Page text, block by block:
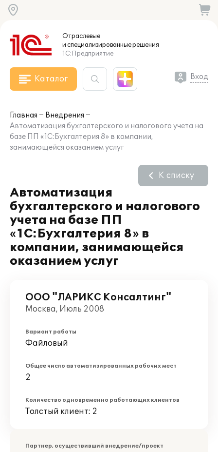
Отраслевые
и специализированныерешения
1С:Предприятие
Каталог Вход
Главная
Внедрения
Автоматизация бухгалтерского и налогового учета на
базе ПП «1С:Бухгалтерия 8» в компании,
занимающейся оказанием услуг
Автоматизация
бухгалтерского и налогового
учета на базе ПП
«1С:Бухгалтерия 8» в
компании, занимающейся
оказанием услуг
К списку
ООО "ЛАРИКС Консалтинг"
Москва, Июль 2008
Вариант работы
Файловый
Общее число автоматизированных рабочих мест
2
Количество одновременно работающих клиентов
Толстый клиент: 2
Партнер, осуществивший внедрение/проект